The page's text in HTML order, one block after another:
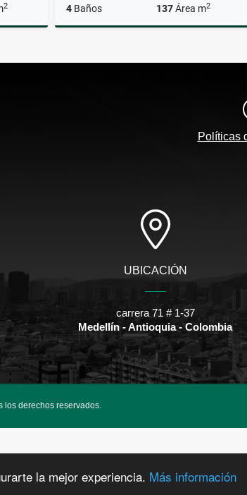
la mejor experiencia. Más información
2
4 Baños 137Área m2
$900.000.000
Políticas
UBICACIÓN
carrera 71 # 1-37
Medellín - Antioquia - Colombia
los derechos reservados.